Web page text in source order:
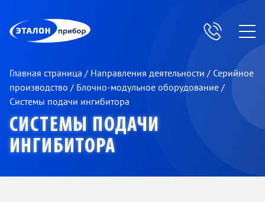
Главная страница / Направления деятельности / Серийное
производство / Блочно-модульное оборудование /
Системы подачи ингибитора
СИСТЕМЫ ПОДАЧИ
ИНГИБИТОРА